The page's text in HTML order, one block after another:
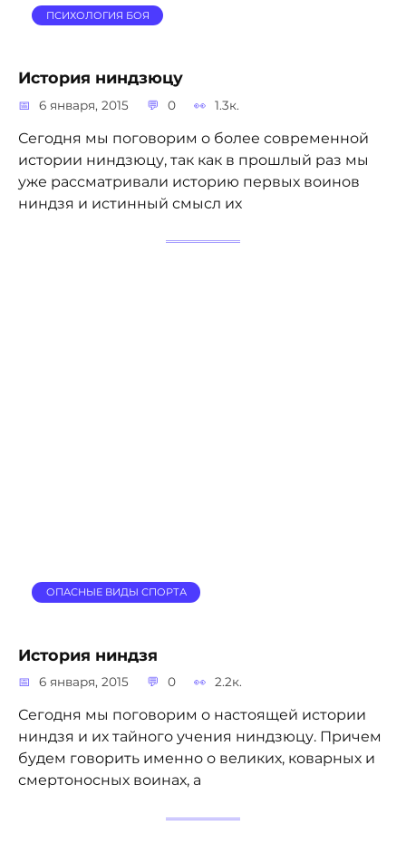
ПСИХОЛОГИЯ БОЯ
История ниндзюцу
6 января, 2015 0 1.3к.
Сегодня мы поговорим о более современной
истории ниндзюцу, так как в прошлый раз мы
уже рассматривали историю первых воинов
ниндзя и истинный смысл их
ОПАСНЫЕ ВИДЫ СПОРТА
История ниндзя
6 января, 2015 0 2.2к.
Сегодня мы поговорим о настоящей истории
ниндзя и их тайного учения ниндзюцу. Причем
будем говорить именно о великих, коварных и
смертоносных воинах, а